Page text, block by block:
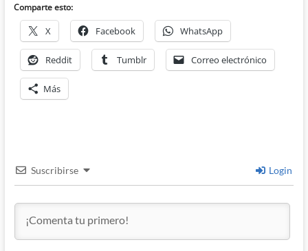
Comparte esto:
X Facebook WhatsApp
Reddit Tumblr Correo electrónico
Más
Suscribirse Login